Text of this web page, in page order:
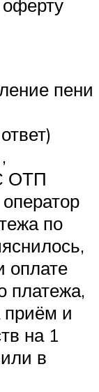
пени
ОТП
по
оплате
платежа,
приём и
на 1
в